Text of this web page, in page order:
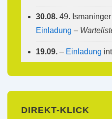
30.08. 49.
Einladung –
19.09. – Einladung
DIREKT-KLICK